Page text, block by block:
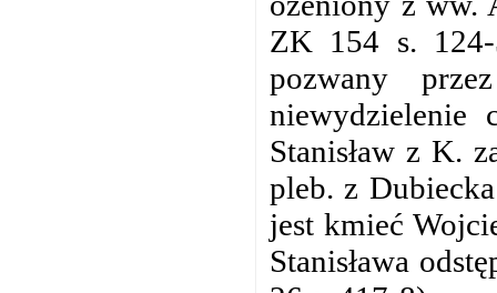
ZK 154 s.
pozwany
Stanisław z K.
pleb. z
jest kmieć
Stanisława